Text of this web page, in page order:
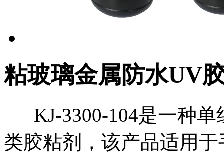
粘玻璃金属防水UV
KJ-3300-104是一种单
类胶粘剂，该产品适用